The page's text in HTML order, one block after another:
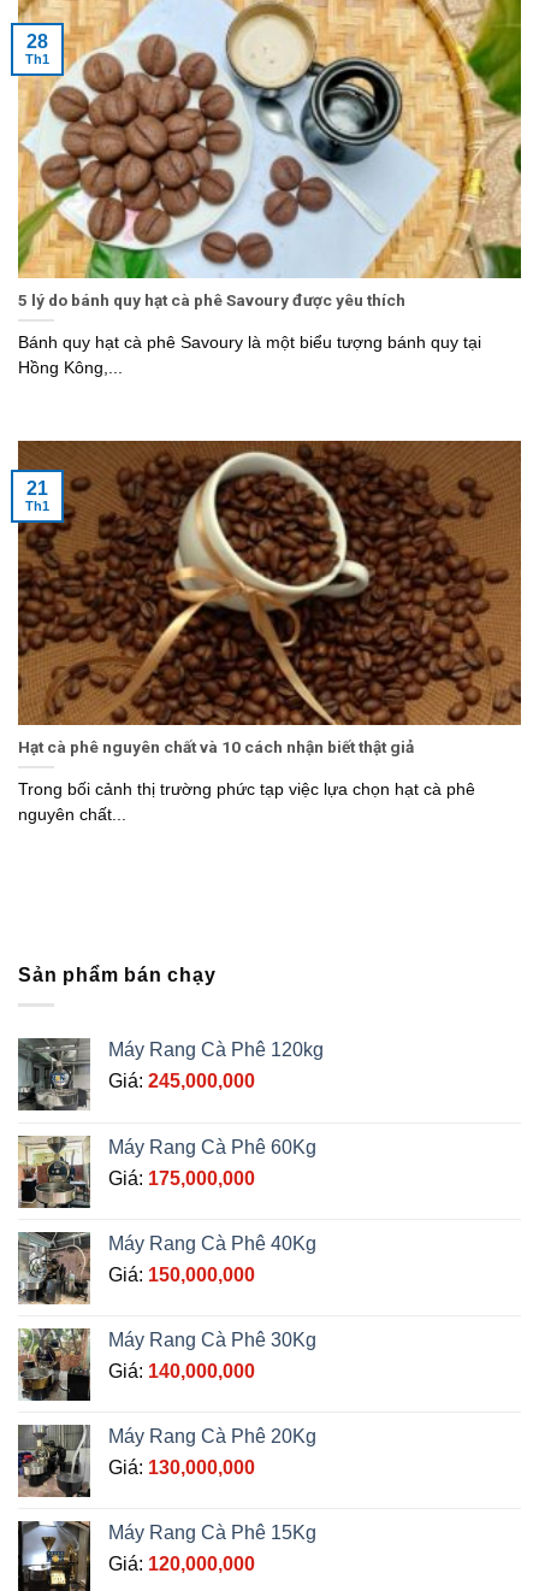
5 lý do bánh quy hạt cà phê Savoury được yêu thích
Bánh quy hạt cà phê Savoury là một biểu tượng bánh quy tại
Hồng Kông,...
28
Th1
Hạt cà phê nguyên chất và 10 cách nhận biết thật giả
Trong bối cảnh thị trường phức tạp việc lựa chọn hạt cà phê
nguyên chất...
21
Th1
Sản phẩm bán chạy
Máy Rang Cà Phê 120kg
Giá: 245,000,000
Máy Rang Cà Phê 60Kg
Giá: 175,000,000
Máy Rang Cà Phê 40Kg
Giá: 150,000,000
Máy Rang Cà Phê 30Kg
Giá: 140,000,000
Máy Rang Cà Phê 20Kg
Giá: 130,000,000
Máy Rang Cà Phê 15Kg
Giá: 120,000,000